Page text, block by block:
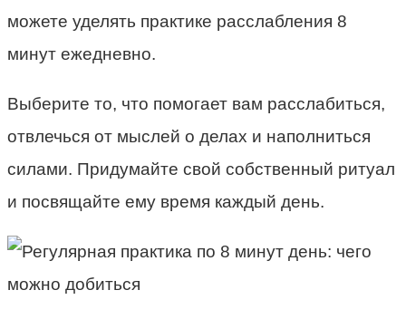
можете уделять практике расслабления 8
минут ежедневно.
Выберите то, что помогает вам расслабиться,
отвлечься от мыслей о делах и наполниться
силами. Придумайте свой собственный ритуал
и посвящайте ему время каждый день.